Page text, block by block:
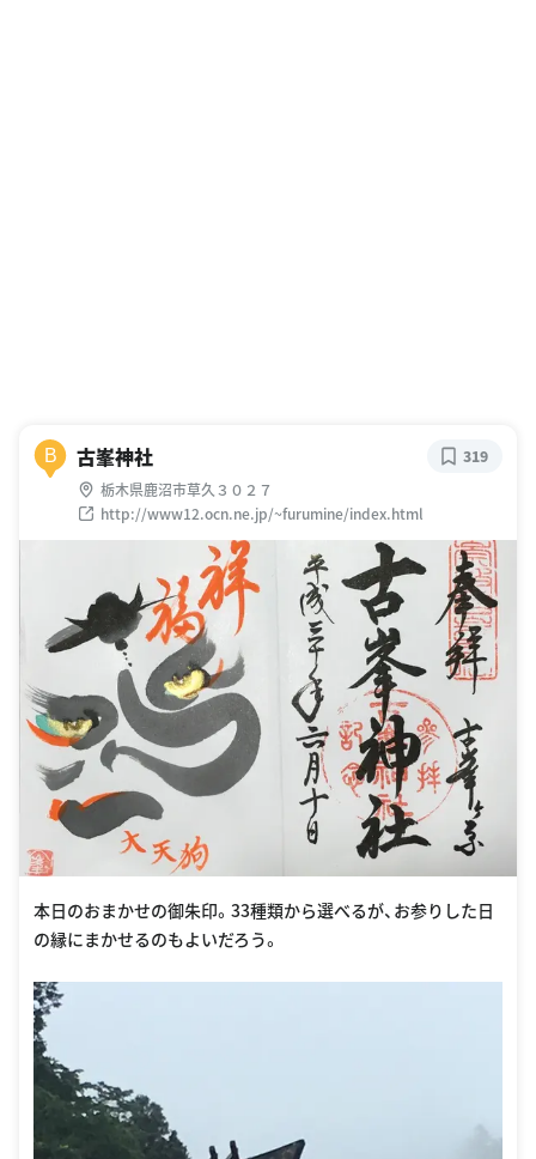
B 古峯神社
栃木県鹿沼市草久３０２７
http://www12.ocn.ne.jp/~furumine/index.html
319
本日のおまかせの御朱印。33種類から選べるが、お参りした日
の縁にまかせるのもよいだろう。